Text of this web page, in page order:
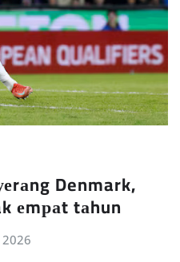
Denmark,
еmраt tаhun
2026